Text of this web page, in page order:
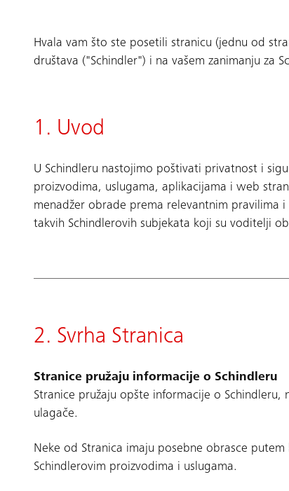
Hvala vam što ste posetili stranicu (jednu od
društava ("Schindler") i na vašem zanimanju za
1. Uvod
U Schindleru nastojimo poštivati ​​privatnost i
proizvodima, uslugama, aplikacijama i web
menadžer obrade prema relevantnim pravilima
takvih Schindlerovih subjekata koji su voditelji
2. Svrha Stranica
Stranice pružaju informacije o Schindleru
Stranice pružaju opšte informacije o
ulagače.
Neke od Stranica imaju posebne obrasce
Schindlerovim proizvodima i uslugama.